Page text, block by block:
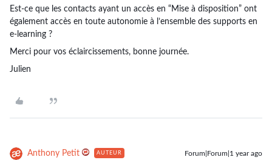
Est-ce que les contacts ayant un accès en “Mise à disposition” ont
également accès en toute autonomie à l’ensemble des supports en
e-learning ?
Merci pour vos éclaircissements, bonne journée.
Julien
Anthony Petit AUTEUR Forum|Forum|1 year ago